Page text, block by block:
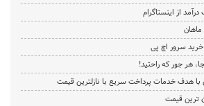
از اینستاگرام
هر جور که راحتید!
با هدف خدمات پرداخت سریع با نازلترین قیمت
ترین قیمت